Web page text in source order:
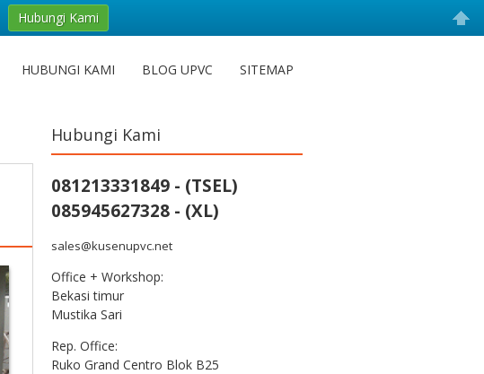
HUBUNGI KAMI BLOG UPVC SITEMAP
Hubungi Kami
081213331849 - (TSEL)
085945627328 - (XL)
sales@kusenupvc.net
Office + Workshop:
Bekasi timur
Mustika Sari
Rep. Office:
Ruko Grand Centro Blok B25
Hubungi Kami